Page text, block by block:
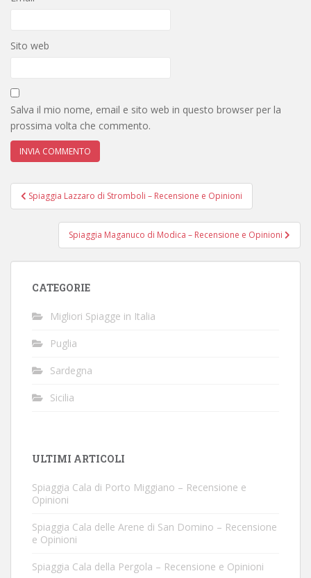
Sito web
Salva il mio nome, email e sito web in questo browser per la
prossima volta che commento.
Navigazione
articoli
Spiaggia Lazzaro di Stromboli – Recensione e Opinioni
Spiaggia Maganuco di Modica – Recensione e Opinioni
CATEGORIE
Migliori Spiagge in Italia
Puglia
Sardegna
Sicilia
ULTIMI ARTICOLI
Spiaggia Cala di Porto Miggiano – Recensione e
Opinioni
Spiaggia Cala delle Arene di San Domino – Recensione
e Opinioni
Spiaggia Cala della Pergola – Recensione e Opinioni